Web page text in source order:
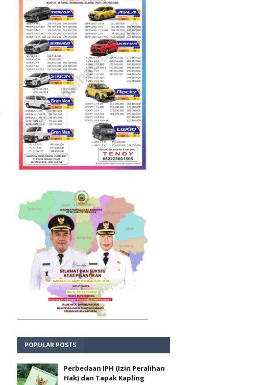
POPULAR POSTS
Perbedaan IPH (Izin Peralihan
Hak) dan Tapak Kapling